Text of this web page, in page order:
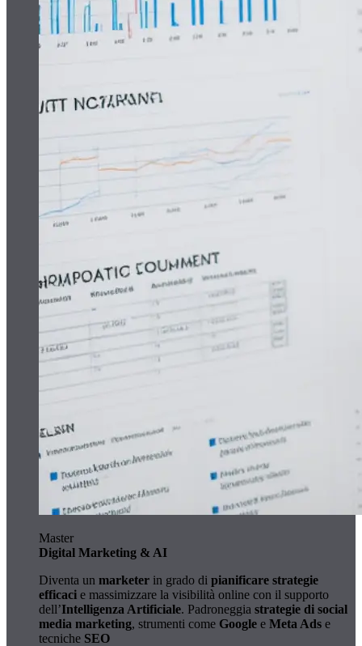
Master
Digital Marketing & AI
Diventa un marketer in grado di pianificare strategie
efficaci e massimizzare la visibilità online con il supporto
dell’Intelligenza Artificiale. Padroneggia strategie di social
media marketing, strumenti come Google e Meta Ads e
tecniche SEO